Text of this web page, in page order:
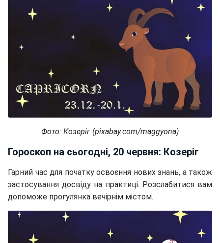
Фото: Козеріг (pixabay.com/maggyona)
Гороскоп на сьогодні, 20 червня: Козеріг
Гарний час для початку освоєння нових знань, а також
застосування досвіду на практиці. Розслабитися вам
допоможе прогулянка вечірнім містом.